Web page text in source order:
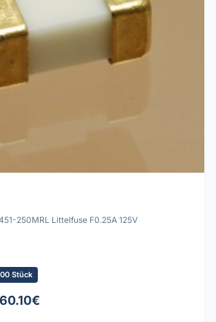
250MRL Littelfuse F0.25A 125V
Stück